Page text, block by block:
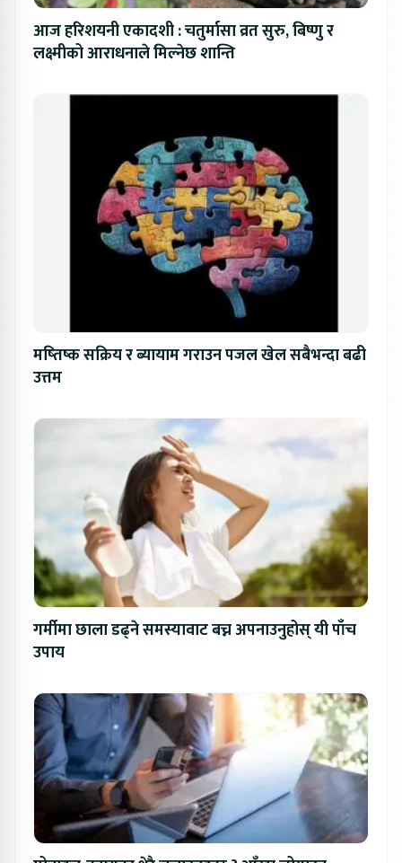
आज हरिशयनी एकादशी : चतुर्मासा व्रत सुरु, बिष्णु र
लक्ष्मीको आराधनाले मिल्नेछ शान्ति
मष्तिष्क सक्रिय र ब्यायाम गराउन पजल खेल सबैभन्दा बढी
उत्तम
गर्मीमा छाला डढ्ने समस्यावाट बच्न अपनाउनुहोस् यी पाँच
उपाय